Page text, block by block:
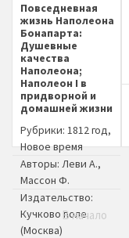
Повседневная
жизнь Наполеона
Бонапарта:
Душевные
качества
Наполеона;
Наполеон I в
придворной и
домашней жизни
Рубрики: 1812 год,
Новое время
Авторы: Леви А.,
Массон Ф.
Издательство:
Кучково поле
(Москва)
В начало